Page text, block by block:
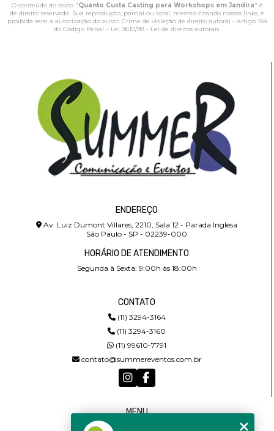
O conteúdo do texto "Quanto Custa Casting para Workshops em Jandira" é
de direito reservado. Sua reprodução, parcial ou total, mesmo citando nossos links, é
proibida sem a autorização do autor. Crime de violação de direito autoral – artigo 184
do Código Penal – Lei 9610/98 - Lei de direitos autorais.
ENDEREÇO
Av. Luiz Dumont Villares, 2210, Sala 12 - Parada Inglesa
São Paulo - SP - 02239-000
HORÁRIO DE ATENDIMENTO
Segunda à Sexta: 9:00h às 18:00h
CONTATO
(11) 3294-3164
(11) 3294-3160
(11) 99610-7791
contato@summereventos.com.br
MENU